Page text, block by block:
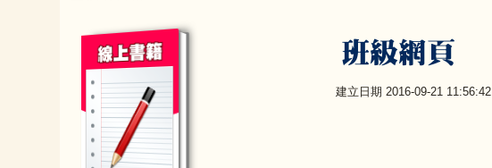
book:班級網頁 班級網頁
建立日期 2016-09-21 11:56:42